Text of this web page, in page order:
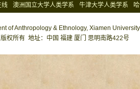
线 澳洲国立大学人类学系 牛津大学人类学系
of Anthropology & Ethnology, Xiamen
权所有 地址：中国 福建 厦门 思明南路422号